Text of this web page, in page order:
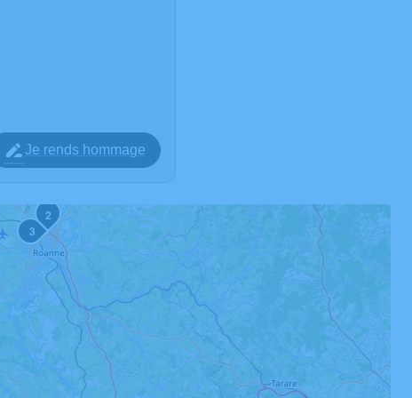
Je rends hommage
2
3